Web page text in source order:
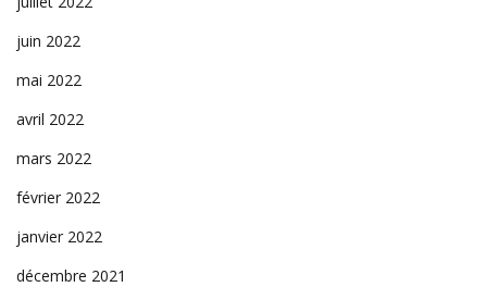
juin 2022
mai 2022
avril 2022
mars 2022
février 2022
janvier 2022
décembre 2021